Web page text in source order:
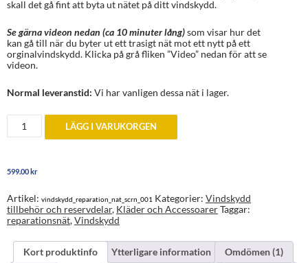
skall det gå fint att byta ut nätet på ditt vindskydd.
Se gärna videon nedan (ca 10 minuter lång)som visar hur det
kan gå till när du byter ut ett trasigt nät mot ett nytt på ett
orginalvindskydd. Klicka på grå fliken ”Video” nedan för att se
videon.
Normal leveranstid: Vi har vanligen dessa nät i lager.
Nät
reparation
mängd
LÄGG I VARUKORGEN
599.00kr
Artikel: vindskydd_reparation_nat_scrn_001 Kategorier: Vindskydd
tillbehör och reservdelar, Kläder och AccessoarerTaggar:
reparationsnät,Vindskydd
Kort produktinfo Ytterligare information
Omdömen (1)